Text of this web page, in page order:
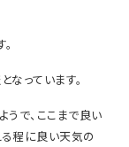
っています。
で、ここまで良い
程に良い天気の